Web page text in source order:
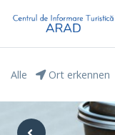
Alle Ort erkennen